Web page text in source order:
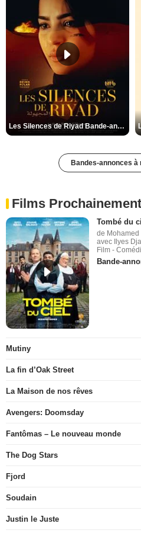
Les Silences de Riyad Bande-annonce VO STFR
Bandes-annonces à
Films
Tombé du
de Mohamed
avec Ilyes
Film -
Bande-
Mutiny
La fin d’Oak Street
La Maison de nos rêves
Avengers: Doomsday
Fantômas – Le nouveau monde
The Dog Stars
Fjord
Soudain
Justin le Juste